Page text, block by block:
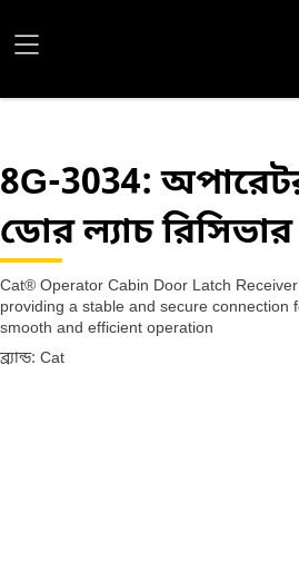
8G-3034:
ডোর ল্যাচ রিসিভার
Cat® Operator Cabin Door Latch
providing a stable and secure connection
smooth and efficient operation
ব্র্যান্ড: Cat